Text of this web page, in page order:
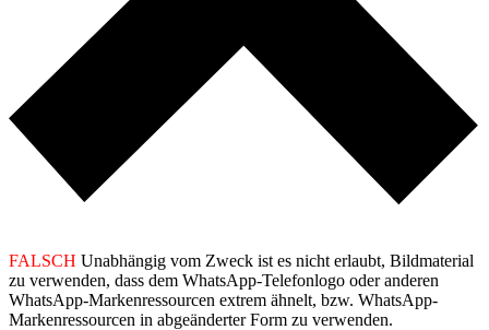
FALSCH Unabhängig vom Zweck ist es nicht erlaubt, Bildmaterial
zu verwenden, dass dem WhatsApp-Telefonlogo oder anderen
WhatsApp-Markenressourcen extrem ähnelt, bzw. WhatsApp-
Markenressourcen in abgeänderter Form zu verwenden.